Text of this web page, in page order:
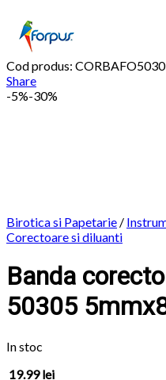
Cod produs:
Share
-5%-30%
Birotica si Papetarie /
Corectoare si diluanti
Banda
50305
In stoc
19.99 lei